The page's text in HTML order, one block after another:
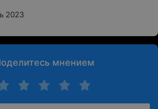
2023
мнением